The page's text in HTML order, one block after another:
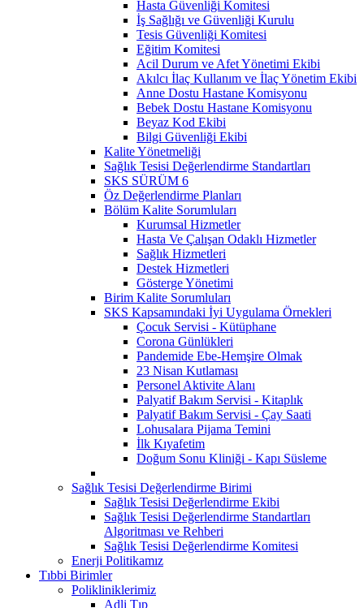
Hasta Güvenliği Komitesi
İş Sağlığı ve Güvenliği Kurulu
Tesis Güvenliği Komitesi
Eğitim Komitesi
Acil Durum ve Afet Yönetimi Ekibi
Akılcı İlaç Kullanım ve İlaç Yönetim Ekibi
Anne Dostu Hastane Komisyonu
Bebek Dostu Hastane Komisyonu
Beyaz Kod Ekibi
Bilgi Güvenliği Ekibi
Kalite Yönetmeliği
Sağlık Tesisi Değerlendirme Standartları
SKS SÜRÜM 6
Öz Değerlendirme Planları
Bölüm Kalite Sorumluları
Kurumsal Hizmetler
Hasta Ve Çalışan Odaklı Hizmetler
Sağlık Hizmetleri
Destek Hizmetleri
Gösterge Yönetimi
Birim Kalite Sorumluları
SKS Kapsamındaki İyi Uygulama Örnekleri
Çocuk Servisi - Kütüphane
Corona Günlükleri
Pandemide Ebe-Hemşire Olmak
23 Nisan Kutlaması
Personel Aktivite Alanı
Palyatif Bakım Servisi - Kitaplık
Palyatif Bakım Servisi - Çay Saati
Lohusalara Pijama Temini
İlk Kıyafetim
Doğum Sonu Kliniği - Kapı Süsleme
Sağlık Tesisi Değerlendirme Birimi
Sağlık Tesisi Değerlendirme Ekibi
Sağlık Tesisi Değerlendirme Standartları
Algoritması ve Rehberi
Sağlık Tesisi Değerlendirme Komitesi
Enerji Politikamız
Tıbbi Birimler
Polikliniklerimiz
Adli Tıp